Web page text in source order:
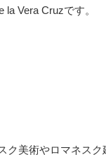
la Vera Cruzです。
ク美術やロマネスク